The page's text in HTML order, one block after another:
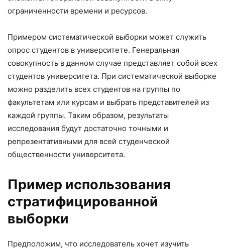
ограниченности времени и ресурсов.
Примером систематической выборки может служить
опрос студентов в университете. Генеральная
совокупность в данном случае представляет собой всех
студентов университета. При систематической выборке
можно разделить всех студентов на группы по
факультетам или курсам и выбрать представителей из
каждой группы. Таким образом, результаты
исследования будут достаточно точными и
репрезентативными для всей студенческой
общественности университета.
Пример использования
стратифицированной
выборки
Предположим, что исследователь хочет изучить